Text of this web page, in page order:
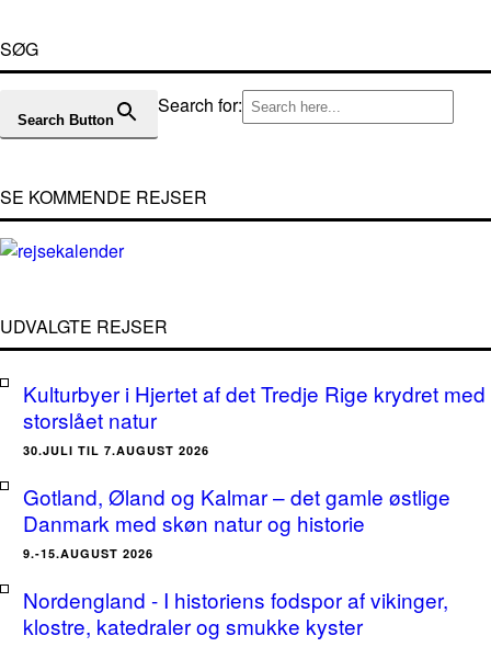
SØG
Search for:
Search Button
SE KOMMENDE REJSER
UDVALGTE REJSER
Kulturbyer i Hjertet af det Tredje Rige krydret med
storslået natur
30.JULI TIL 7.AUGUST 2026
Gotland, Øland og Kalmar – det gamle østlige
Danmark med skøn natur og historie
9.-15.AUGUST 2026
Nordengland - I historiens fodspor af vikinger,
klostre, katedraler og smukke kyster